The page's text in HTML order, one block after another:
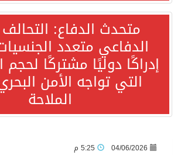
متحدث الدفاع:
الدفاعي متعدد
إدراكًا دوليًا مشتركًا
التي تواجه الأمن
الملاحة
04/06/2026